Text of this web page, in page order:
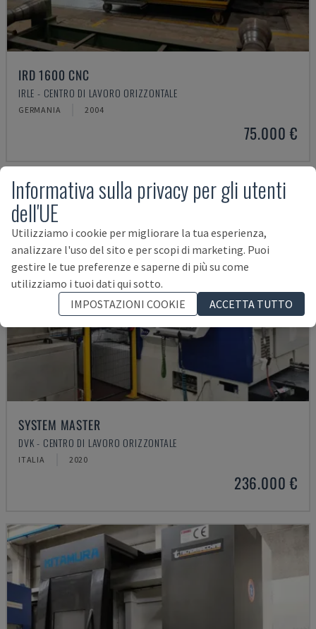
IRD 1600 CNC
IRLE - CENTRO DI LAVORO ORIZZONTALE
GERMANIA 2004
75.000 €
SYSTEM MASTER
DVK - CENTRO DI LAVORO ORIZZONTALE
ITALIA 2020
236.000 €
Informativa sulla privacy per gli utenti
dell'UE
Utilizziamo i cookie per migliorare la tua esperienza,
analizzare l'uso del sito e per scopi di marketing. Puoi
gestire le tue preferenze e saperne di più su come
utilizziamo i tuoi dati qui sotto.
IMPOSTAZIONI COOKIE
ACCETTA TUTTO